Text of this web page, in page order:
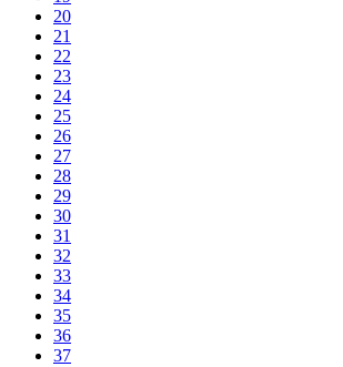
20
21
22
23
24
25
26
27
28
29
30
31
32
33
34
35
36
37